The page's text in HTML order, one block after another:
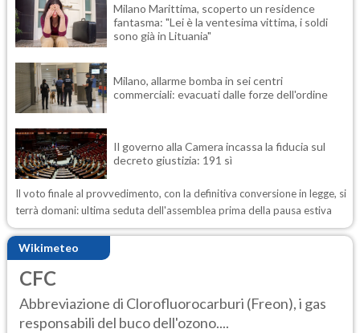
Milano Marittima, scoperto un residence
fantasma: "Lei è la ventesima vittima, i soldi
sono già in Lituania"
Milano, allarme bomba in sei centri
commerciali: evacuati dalle forze dell'ordine
Il governo alla Camera incassa la fiducia sul
decreto giustizia: 191 sì
Il voto finale al provvedimento, con la definitiva conversione in legge, si
terrà domani: ultima seduta dell'assemblea prima della pausa estiva
Wikimeteo
CFC
Abbreviazione di Clorofluorocarburi (Freon), i gas
responsabili del buco dell'ozono....